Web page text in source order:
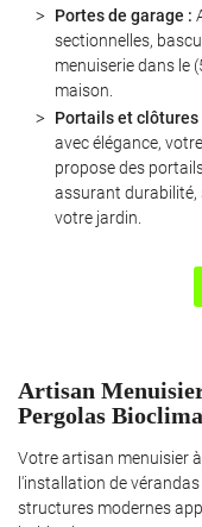
Portes de garage :
sectionnelles,
menuiserie dans le
maison.
Portails et clôtures
avec élégance,
propose des
assurant
votre jardin.
Artisan
Pergolas
Votre artisan menuisier
l'installation de
structures modernes